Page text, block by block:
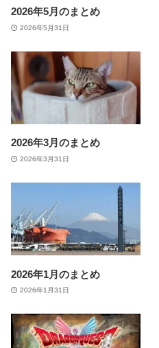
2026年5月のまとめ
2026年5月31日
2026年3月のまとめ
2026年3月31日
2026年1月のまとめ
2026年1月31日